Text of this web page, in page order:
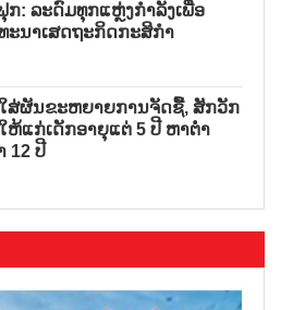
ກ: ລະດົມທຸກແຫຼ່ງກຳລັງເພື່ອ
ະນາເສດຖະກິດກະສິກຳ
ສ່ຜັນຂະຫຍາຍການຈັດຊື້, ສັກວັກ
ຫ້ແກ່ເດັກອາຍຸແຕ່ 5 ປີ ຫາຕ່ຳ
12 ປີ